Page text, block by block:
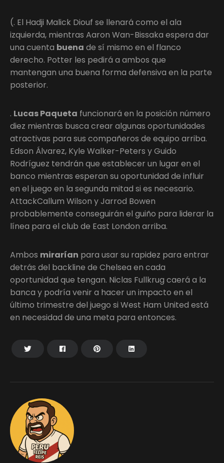
(. El Hadji Malick Diouf se llenará como el ala
izquierda, mientras Aaron Wan-Bissaka espera dar
una cuenta buena de sí mismo en el flanco
derecho. Potter les pedirá a ambos que
mantengan una buena forma defensiva en la parte
posterior.
. Lucas Paqueta funcionará en la posición número
diez mientras busca crear algunas oportunidades
atractivas para sus compañeros de equipo arriba.
Edson Álvarez, Kyle Walker-Peters y Guido
Rodríguez tendrán que establecer un lugar en el
banco mientras esperan su oportunidad de influir
en el juego en la segunda mitad si es necesario.
AttackCallum Wilson y Jarrod Bowen
probablemente conseguirán el guiño para liderar la
línea para el club de East London arriba.
Ambos mirarían para usar su rapidez para entrar
detrás del backline de Chelsea en cada
oportunidad que tengan. Niclas Fullkrug caerá a la
banca y podría venir a hacer un impacto en el
último trimestre del juego si West Ham United está
en necesidad de una meta para entonces.